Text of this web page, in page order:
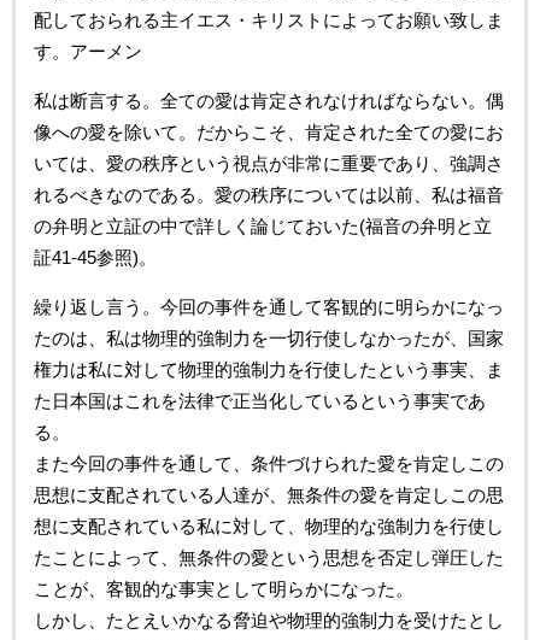
配しておられる主イエス・キリストによってお願い致しま
す。アーメン
私は断言する。全ての愛は肯定されなければならない。偶
像への愛を除いて。だからこそ、肯定された全ての愛にお
いては、愛の秩序という視点が非常に重要であり、強調さ
れるべきなのである。愛の秩序については以前、私は福音
の弁明と立証の中で詳しく論じておいた(福音の弁明と立
証41-45参照)。
繰り返し言う。今回の事件を通して客観的に明らかになっ
たのは、私は物理的強制力を一切行使しなかったが、国家
権力は私に対して物理的強制力を行使したという事実、ま
た日本国はこれを法律で正当化しているという事実であ
る。
また今回の事件を通して、条件づけられた愛を肯定しこの
思想に支配されている人達が、無条件の愛を肯定しこの思
想に支配されている私に対して、物理的な強制力を行使し
たことによって、無条件の愛という思想を否定し弾圧した
ことが、客観的な事実として明らかになった。
しかし、たとえいかなる脅迫や物理的強制力を受けたとし